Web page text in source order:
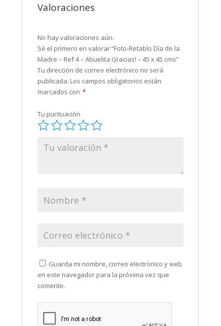
Valoraciones
No hay valoraciones aún.
Sé el primero en valorar “Foto-Retablo Día de la
Madre – Ref 4 – Abuelita Gracias! – 45 x 45 cms”
Tu dirección de correo electrónico no será
publicada. Los campos obligatorios están
marcados con *
Tu puntuación
Guarda mi nombre, correo electrónico y web
en este navegador para la próxima vez que
comente.